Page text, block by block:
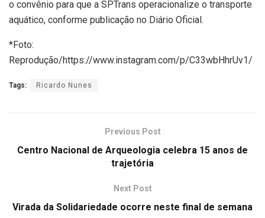
o convênio para que a SPTrans operacionalize o transporte
aquático, conforme publicação no Diário Oficial.
*Foto:
Reprodução/https://www.instagram.com/p/C33wbHhrUv1/
Tags: Ricardo Nunes
Previous Post
Centro Nacional de Arqueologia celebra 15 anos de
trajetória
Next Post
Virada da Solidariedade ocorre neste final de semana